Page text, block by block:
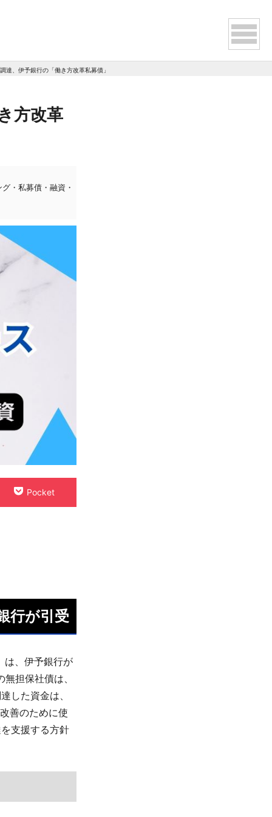
達、伊予銀行の「働き方改革私募債」を活用
方改革
・私募債・融資・
Pocket
行が引受
は、伊予銀行が
担保社債は、
した資金は、
善のために使
支援する方針